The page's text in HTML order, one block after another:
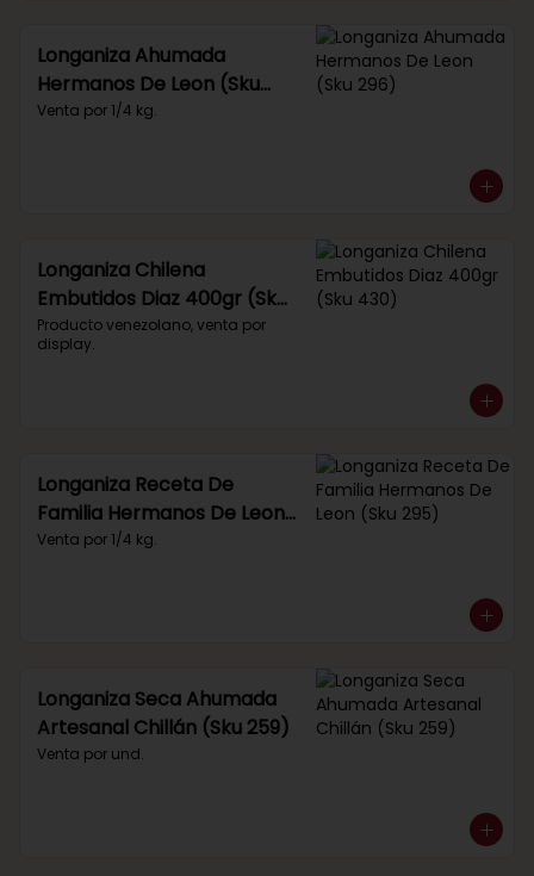
Longaniza Ahumada
Hermanos De Leon (Sku
296)
Venta por 1/4 kg.
Longaniza Chilena
Embutidos Diaz 400gr (Sku
430)
Producto venezolano, venta por
display.
Longaniza Receta De
Familia Hermanos De Leon
(Sku 295)
Venta por 1/4 kg.
Longaniza Seca Ahumada
Artesanal Chillán (Sku 259)
Venta por und.